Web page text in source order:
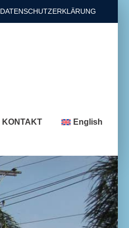
DATENSCHUTZERKLÄRUNG
KONTAKT English